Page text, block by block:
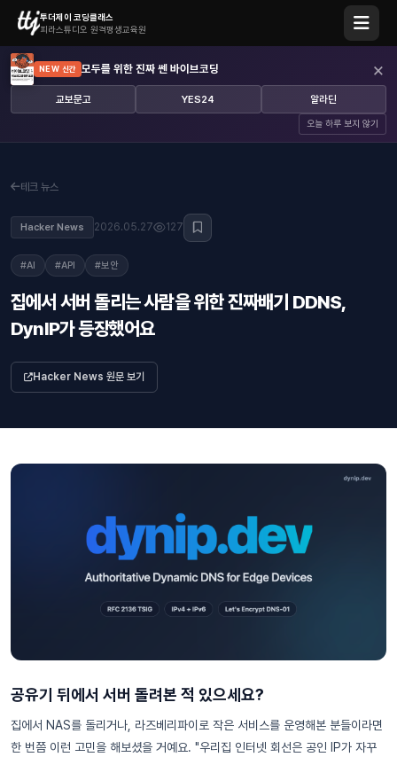
투더제이 코딩클래스
피라스튜디오 원격평생교육원
NEW 신간 모두를 위한 진짜 쎈 바이브코딩
교보문고 YES24 알라딘
오늘 하루 보지 않기
×
테크 뉴스
Hacker News 2026.05.27 127
#AI #API #보안
집에서 서버 돌리는 사람을 위한 진짜배기 DDNS,
DynIP가 등장했어요
Hacker News 원문 보기
공유기 뒤에서 서버 돌려본 적 있으세요?
집에서 NAS를 돌리거나, 라즈베리파이로 작은 서비스를 운영해본 분들이라면
한 번쯤 이런 고민을 해보셨을 거예요. "우리집 인터넷 회선은 공인 IP가 자꾸